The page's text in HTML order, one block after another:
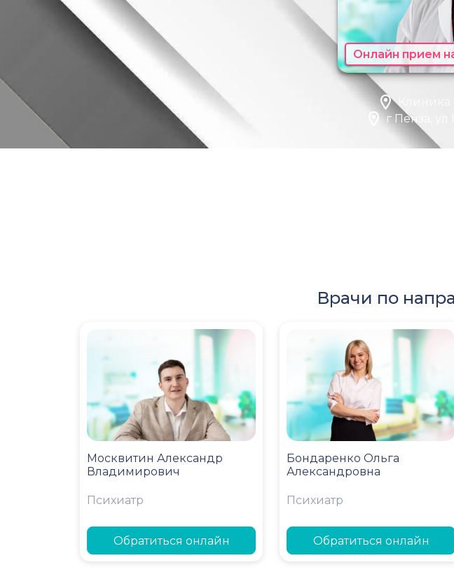
Онлайн прием
Клиника
г Пенза, ул
Врачи по
Москвитин Александр
Владимирович
Психиатр
Обратиться онлайн
Бондаренко Ольга
Александровна
Психиатр
Обратиться онлайн